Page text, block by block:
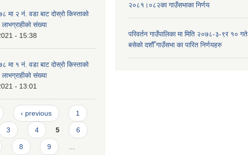
२ न‌ं. वडा बाट दोस्रो किस्ताको
संख्या
- 15:38
१ न‌ं. वडा बाट दोस्रो किस्ताको
संख्या
- 13:01
‹ previous 1
3 4 5 6
8 9
२०८१।०८२का गाउँसभाका निर्णय
परिवर्तन गाउँपालिका मा मिति २०७८-३-९र १० गते
बसेकाे दशौँ गाउँसभा का पारित निर्णयहरु